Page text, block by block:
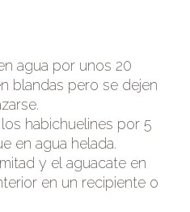
agua por unos 20
blandas pero se dejen
habichuelines por 5
en agua helada.
y el aguacate en
en un recipiente o